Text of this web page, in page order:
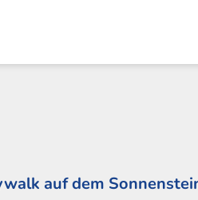
auf dem